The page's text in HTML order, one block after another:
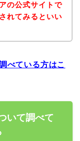
の公式サイトで
れてみるといい
べている方はこ
いて調べて